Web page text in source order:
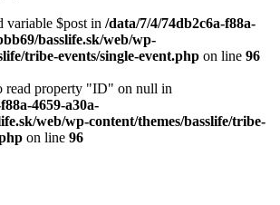
variable $post in /data/7/4/74db2c6a-f88a-
basslife.sk/web/wp-
tribe-events/single-event.php on line 96
read property "ID" on null in
4659-a30a-
web/wp-content/themes/basslife/tribe-
on line 96